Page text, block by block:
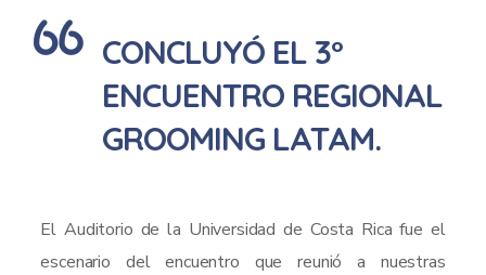
CONCLUYÓ EL 3°
ENCUENTRO REGIONAL
GROOMING LATAM.
El Auditorio de la Universidad de Costa Rica fue el
escenario del encuentro que reunió a nuestras